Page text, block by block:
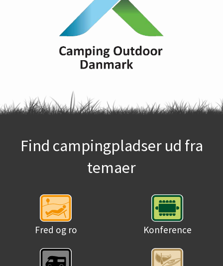
Find campingpladser ud fra
temaer
Fred og ro Konference